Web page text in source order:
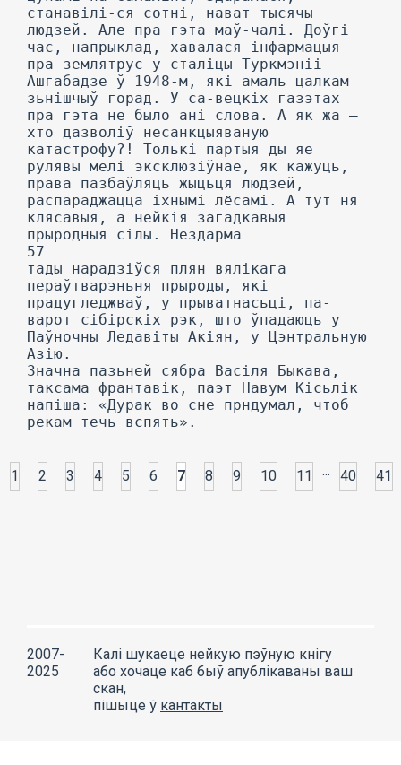
станавілі-ся сотні, нават тысячы
людзей. Але пра гэта маў-чалі. Доўгі
час, напрыклад, хавалася інфармацыя
пра землятрус у сталіцы Туркмэніі
Ашгабадзе ў 1948-м, які амаль цалкам
зьнішчыў горад. У са-вецкіх газэтах
пра гэта не было ані слова. А як жа —
хто дазволіў несанкцыяваную
катастрофу?! Толькі партыя ды яе
рулявы мелі эксклюзіўнае, як кажуць,
права пазбаўляць жыцьця людзей,
распараджацца іхнымі лёсамі. А тут ня
клясавыя, а нейкія загадкавыя
прыродныя сілы. Нездарма
57
тады нарадзіўся плян вялікага
пераўтварэньня прыроды, які
прадугледжваў, у прыватнасьці, па-
варот сібірскіх рэк, што ўпадаюць у
Паўночны Ледавіты Акіян, у Цэнтральную
Азію.
Значна пазьней сябра Васіля Быкава,
таксама франтавік, паэт Навум Кісьлік
напіша: «Дурак во сне прндумал, чтоб
рекам течь вспять».
1 2 3 4 5 6 7 8 9 10 11 ... 40 41
2007-
2025
Калі шукаеце нейкую пэўную кнігу
або хочаце каб быў апублікаваны ваш
скан,
пішыце ў кантакты